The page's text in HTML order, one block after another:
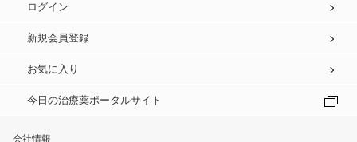
ログイン
新規会員登録
お気に入り
今日の治療薬ポータルサイト
会社情報